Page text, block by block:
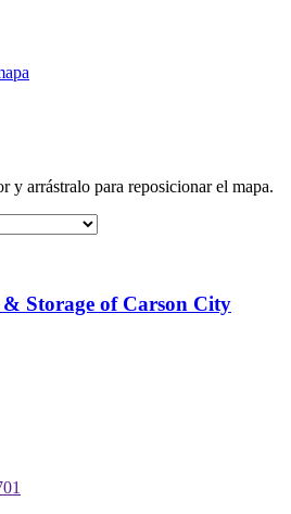
y arrástralo para reposicionar el mapa.
Storage of Carson City